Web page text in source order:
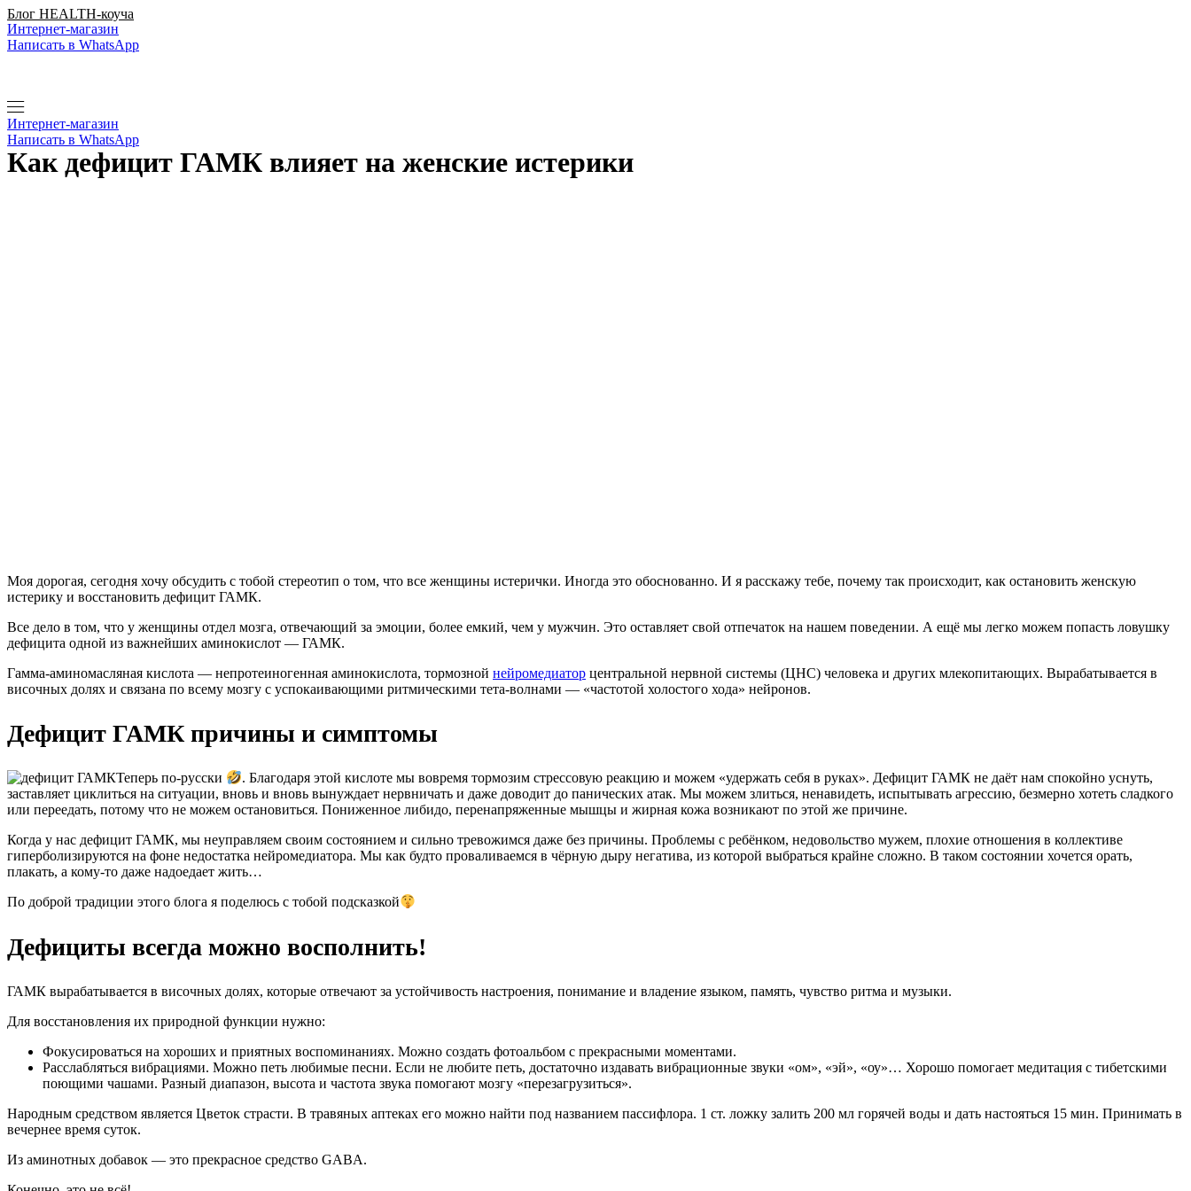
Перейти
к
содержимому
Блог HEALTH-коуча
Интернет-магазин
Написать в WhatsApp
Интернет-магазин
Написать в WhatsApp
Как дефицит ГАМК влияет на женские истерики
Моя дорогая, сегодня хочу обсудить с тобой стереотип о том, что все женщины истерички. Иногда это обоснованно. И я расскажу тебе, почему так происходит, как остановить женскую
истерику и восстановить дефицит ГАМК.
Все дело в том, что у женщины отдел мозга, отвечающий за эмоции, более емкий, чем у мужчин. Это оставляет свой отпечаток на нашем поведении. А ещё мы легко можем попасть ловушку
дефицита одной из важнейших аминокислот — ГАМК.
Гамма-аминомасляная кислота — непротеиногенная аминокислота, тормозной нейромедиатор центральной нервной системы (ЦНС) человека и других млекопитающих. Вырабатывается в
височных долях и связана по всему мозгу с успокаивающими ритмическими тета-волнами — «частотой холостого хода» нейронов.
Дефицит ГАМК причины и симптомы
Теперь по-русски
. Благодаря этой кислоте мы вовремя тормозим стрессовую реакцию и можем «удержать себя в руках». Дефицит ГАМК не даёт нам спокойно уснуть,
заставляет циклиться на ситуации, вновь и вновь вынуждает нервничать и даже доводит до панических атак. Мы можем злиться, ненавидеть, испытывать агрессию, безмерно хотеть сладкого
или переедать, потому что не можем остановиться. Пониженное либидо, перенапряженные мышцы и жирная кожа возникают по этой же причине.
Когда у нас дефицит ГАМК, мы неуправляем своим состоянием и сильно тревожимся даже без причины. Проблемы с ребёнком, недовольство мужем, плохие отношения в коллективе
гиперболизируются на фоне недостатка нейромедиатора. Мы как будто проваливаемся в чёрную дыру негатива, из которой выбраться крайне сложно. В таком состоянии хочется орать,
плакать, а кому-то даже надоедает жить…
По доброй традиции этого блога я поделюсь с тобой подсказкой
Дефициты всегда можно восполнить!
ГАМК вырабатывается в височных долях, которые отвечают за устойчивость настроения, понимание и владение языком, память, чувство ритма и музыки.
Для восстановления их природной функции нужно:
Фокусироваться на хороших и приятных воспоминаниях. Можно создать фотоальбом с прекрасными моментами.
Расслабляться вибрациями. Можно петь любимые песни. Если не любите петь, достаточно издавать вибрационные звуки «ом», «эй», «оу»… Хорошо помогает медитация с тибетскими
поющими чашами. Разный диапазон, высота и частота звука помогают мозгу «перезагрузиться».
Народным средством является Цветок страсти. В травяных аптеках его можно найти под названием пассифлора. 1 ст. ложку залить 200 мл горячей воды и дать настояться 15 мин. Принимать в
вечернее время суток.
Из аминотных добавок — это прекрасное средство GABA.